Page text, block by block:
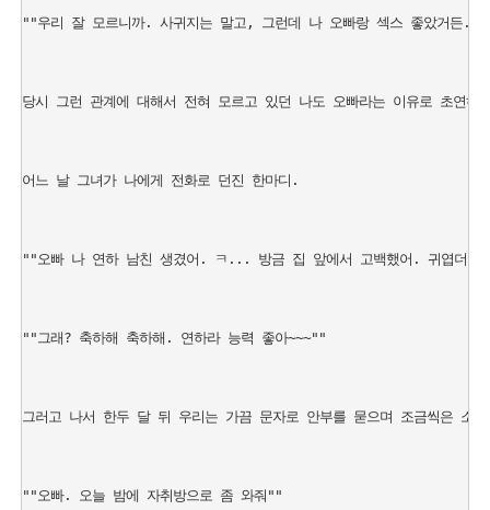
""우리 잘 모르니까. 사귀지는 말고, 그런데 나 오빠랑 섹스 좋았거든.
당시 그런 관계에 대해서 전혀 모르고 있던 나도 오빠라는 이유로 초연
어느 날 그녀가 나에게 전화로 던진 한마디.
""오빠 나 연하 남친 생겼어. ㅋ... 방금 집 앞에서 고백했어. 귀엽더라
""그래? 축하해 축하해. 연하라 능력 좋아~~~""
그러고 나서 한두 달 뒤 우리는 가끔 문자로 안부를 묻으며 조금씩은 소
""오빠. 오늘 밤에 자취방으로 좀 와줘""